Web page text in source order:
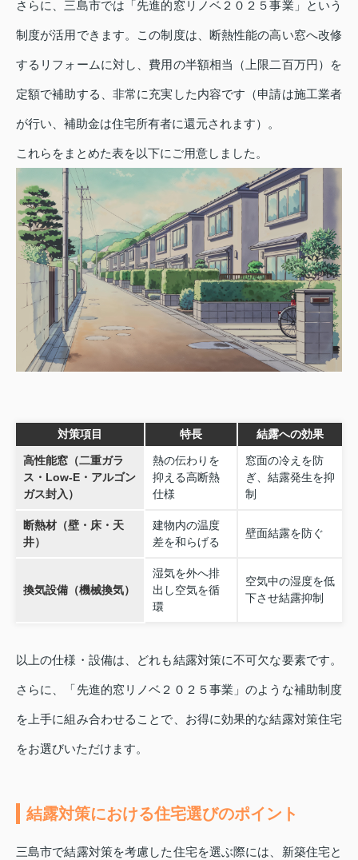
さらに、三島市では「先進的窓リノベ２０２５事業」という
制度が活用できます。この制度は、断熱性能の高い窓へ改修
するリフォームに対し、費用の半額相当（上限二百万円）を
定額で補助する、非常に充実した内容です（申請は施工業者
が行い、補助金は住宅所有者に還元されます）。
これらをまとめた表を以下にご用意しました。
対策項目 特長 結露への効果
高性能窓（二重ガラ
ス・Low‑E・アルゴン
ガス封入）
熱の伝わりを
抑える高断熱
仕様
窓面の冷えを防
ぎ、結露発生を抑
制
断熱材（壁・床・天
井）
建物内の温度
差を和らげる
壁面結露を防ぐ
換気設備（機械換気）
湿気を外へ排
出し空気を循
環
空気中の湿度を低
下させ結露抑制
以上の仕様・設備は、どれも結露対策に不可欠な要素です。
さらに、「先進的窓リノベ２０２５事業」のような補助制度
を上手に組み合わせることで、お得に効果的な結露対策住宅
をお選びいただけます。
結露対策における住宅選びのポイント
三島市で結露対策を考慮した住宅を選ぶ際には、新築住宅と